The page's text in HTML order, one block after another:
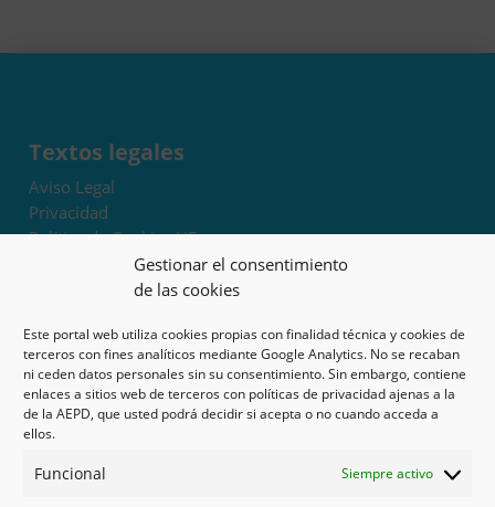
Gestionar el consentimiento
de las cookies
Este portal web utiliza cookies propias con finalidad técnica y cookies de
terceros con fines analíticos mediante Google Analytics. No se recaban
ni ceden datos personales sin su consentimiento. Sin embargo, contiene
enlaces a sitios web de terceros con políticas de privacidad ajenas a la
de la AEPD, que usted podrá decidir si acepta o no cuando acceda a
ellos.
Funcional Siempre activo
Textos legales
Aviso Legal
Privacidad
Política de Cookies UE
Términos y condiciones
Exoneración de responsabilidad
Mapa del sitio
Mi cuenta
Tienda
Psicología en Murcia
Guías